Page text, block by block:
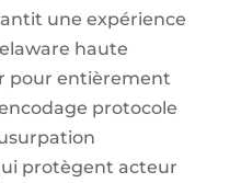
une expérience
haute
pour entièrement
protocole
protègent acteur